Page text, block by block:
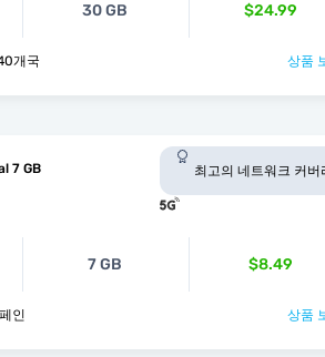
30 GB $24.99
외 40개국 상품
7 GB 최고의 네트워크 커버
7 GB $8.49
인 상품